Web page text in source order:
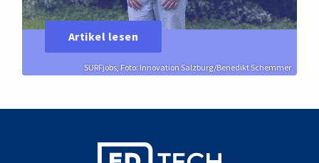
SURFjobs, Foto: Innovation Salzburg/Benedikt Schemmer
Artikel lesen